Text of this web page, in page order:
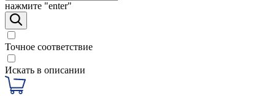
нажмите "enter"
Точное соответствие
Искать в описании